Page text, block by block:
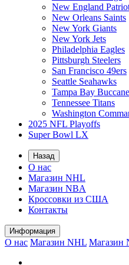
New England
New Orleans Saints
New York Giants
New York Jets
Philadelphia Eagles
Pittsburgh Steelers
San Francisco 49ers
Seattle Seahawks
Tampa Bay
Tennessee Titans
Washington
2025 NFL Playoffs
Super Bowl LX
Назад
О нас
Магазин NHL
Магазин NBA
Кроссовки из США
Контакты
Информация
О нас Магазин NHL Магазин